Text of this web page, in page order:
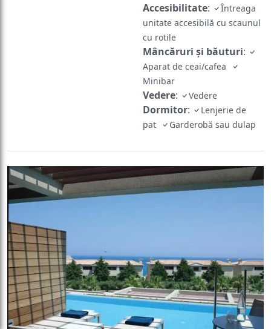
Accesibilitate:
Întreaga
unitate accesibilă cu scaunul
cu rotile
Mâncăruri și băuturi:
Aparat de ceai/cafea
Minibar
Vedere: Vedere
Dormitor:
Lenjerie de
pat
Garderobă sau dulap